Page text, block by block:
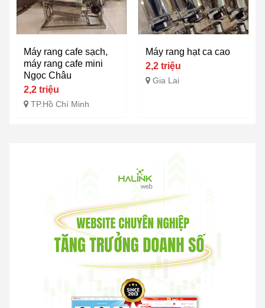
Máy rang cafe sạch,
máy rang cafe mini
Ngọc Châu
2,2 triệu
TP.Hồ Chí Minh
Máy rang hạt ca cao
2,2 triệu
Gia Lai